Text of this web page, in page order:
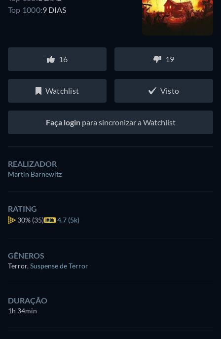
Top 1000:9 DIAS
16 19
Watchlist Visto
Faça loginpara sincronizar a Watchlist
REALIZADOR
Martin Barnewitz
RATING
30% (35) 4.7 (5k)
GÊNEROS
Terror,Suspense de Terror
DURAÇÃO
1h 34min